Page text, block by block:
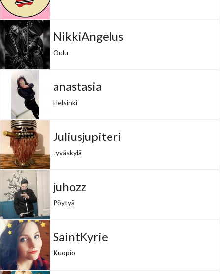
NikkiAngelus
Oulu
anastasia
Helsinki
Juliusjupiteri
Jyväskylä
juhozz
Pöytyä
SaintKyrie
Kuopio